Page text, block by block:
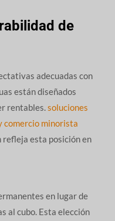
de
adecuadas con
están diseñados
rentables.soluciones
comercio minorista
refleja esta posición en
en lugar de
al cubo. Esta elección